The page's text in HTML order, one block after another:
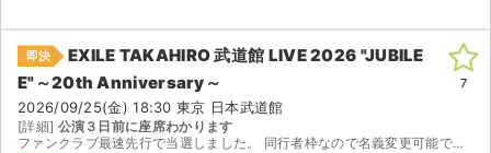
即決
EXILE TAKAHIRO 武道館 LIVE 2026 "JUBILE
E"～20th Anniversary～
2026/09/25(金) 18:30 東京 日本武道館
[詳細] 公演３日前に座席わかります
ファンクラブ最速先行で当選しました。 同行者枠なので名義変更可能です。 よろしくお願いします。
7